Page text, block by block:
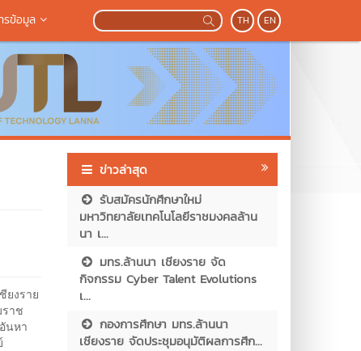
รข้อมูล TH EN
ยงราย
าช
นหา
ข่าวล่าสุด
รับสมัครนักศึกษาใหม่
มหาวิทยาลัยเทคโนโลยีราชมงคลล้าน
นา เ...
มทร.ล้านนา เชียงราย จัด
กิจกรรม Cyber Talent Evolutions
เ...
กองการศึกษา มทร.ล้านนา
เชียงราย จัดประชุมอนุมัติผลการศึก...